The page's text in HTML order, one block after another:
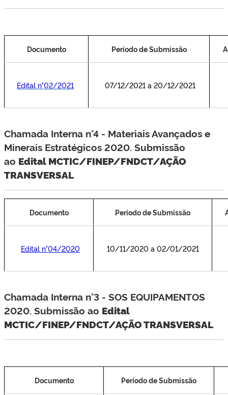
Documento Período de Submissão
Edital n°02/2021 07/12/2021 a 20/12/2021
Chamada Interna n°4 - Materiais Avançados e
Minerais Estratégicos 2020. Submissão
ao Edital MCTIC/FINEP/FNDCT/AÇÃO
TRANSVERSAL
Documento Período de Submissão
Edital n°04/2020 10/11/2020 a 02/01/2021
Chamada Interna n°3 - SOS EQUIPAMENTOS
2020. Submissão ao Edital
MCTIC/FINEP/FNDCT/AÇÃO TRANSVERSAL
Documento Período de Submissão